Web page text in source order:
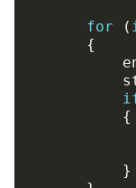
for (
{
{
}